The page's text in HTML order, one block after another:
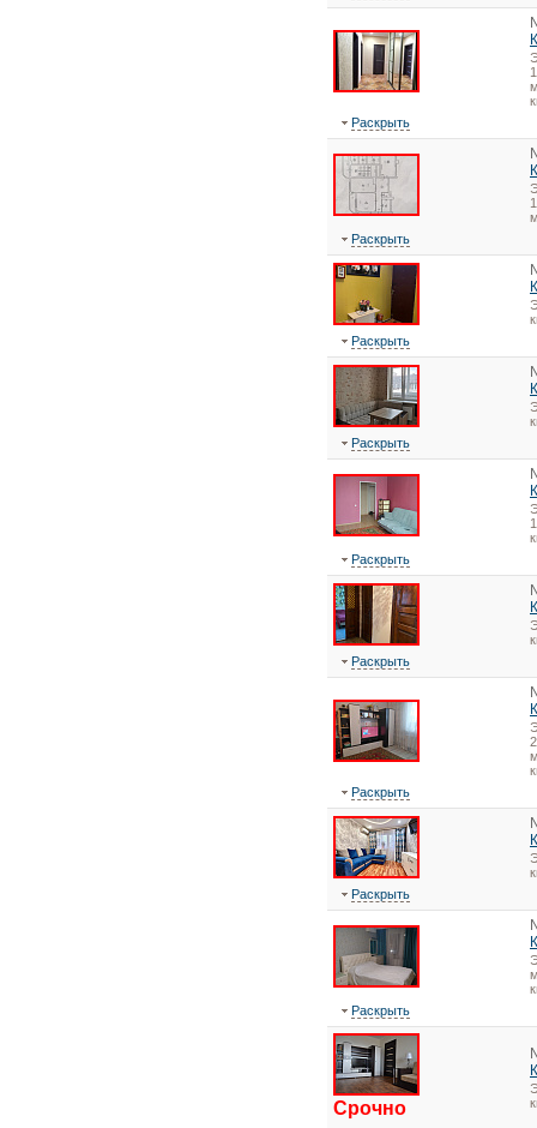
Раскрыть
Раскрыть
Раскрыть
Раскрыть
Раскрыть
Раскрыть
Раскрыть
Раскрыть
Раскрыть
Срочно